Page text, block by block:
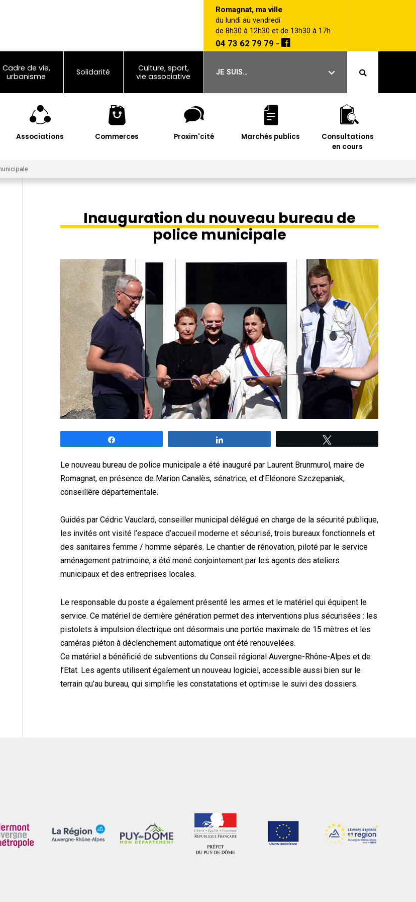
Cadre de vie,
urbanisme
Solidarité
Culture, sport,
vie associative
Romagnat, ma ville
du lundi au vendredi
de 8h30 à 12h30 et de 13h30 à 17h
04 73 62 79 79 -
JE SUIS…
Associations Commerces Proxim'cité Marchés publics
Consultations
en cours
Inauguration du nouveau bureau de
police municipale
Le nouveau bureau de police municipale a été inauguré par Laurent Brunmurol, maire de
Romagnat, en présence de Marion Canalès, sénatrice, et d’Eléonore Szczepaniak,
conseillère départementale.
Guidés par Cédric Vauclard, conseiller municipal délégué en charge de la sécurité publique,
les invités ont visité l’espace d’accueil moderne et sécurisé, trois bureaux fonctionnels et
des sanitaires femme / homme séparés. Le chantier de rénovation, piloté par le service
aménagement patrimoine, a été mené conjointement par les agents des ateliers
municipaux et des entreprises locales.
Le responsable du poste a également présenté les armes et le matériel qui équipent le
service. Ce matériel de dernière génération permet des interventions plus sécurisées : les
pistolets à impulsion électrique ont désormais une portée maximale de 15 mètres et les
caméras piéton à déclenchement automatique ont été renouvelées.
Ce matériel a bénéficié de subventions du Conseil régional Auvergne-Rhône-Alpes et de
l’Etat. Les agents utilisent également un nouveau logiciel, accessible aussi bien sur le
terrain qu’au bureau, qui simplifie les constatations et optimise le suivi des dossiers.